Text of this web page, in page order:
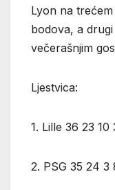
Lyon na
bodova, a
večerašnjim
Ljestvica:
1. Lille 36 23 10
2. PSG 35 24 3